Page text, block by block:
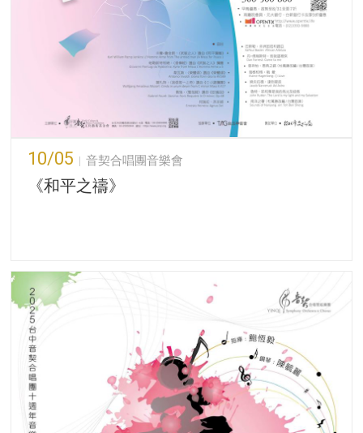
10/05 音契合唱團音樂會
《和平之禱》